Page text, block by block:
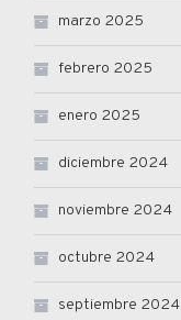
marzo 2025
febrero 2025
enero 2025
diciembre 2024
noviembre 2024
octubre 2024
septiembre 2024